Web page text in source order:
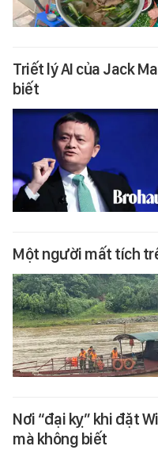
Triết lý AI của Jack
biết
Một người mất tích
Nơi “đại kỵ” khi đặt
mà không biết